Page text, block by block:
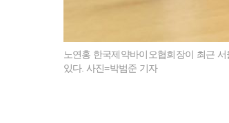
노연홍 한국제약바이오협회장이 최근
있다. 사진=박범준 기자